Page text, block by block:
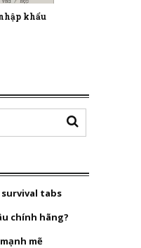
khẩu
tabs
chính hãng?
mẽ